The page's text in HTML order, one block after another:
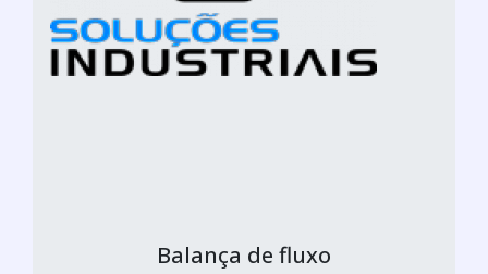
Balança de fluxo